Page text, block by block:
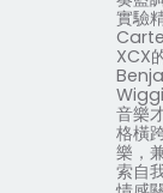
實驗
XCX
音樂
格橫
樂，
索自